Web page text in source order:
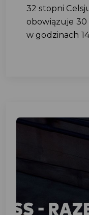
32 stopni
obowiązuje
w godzinach